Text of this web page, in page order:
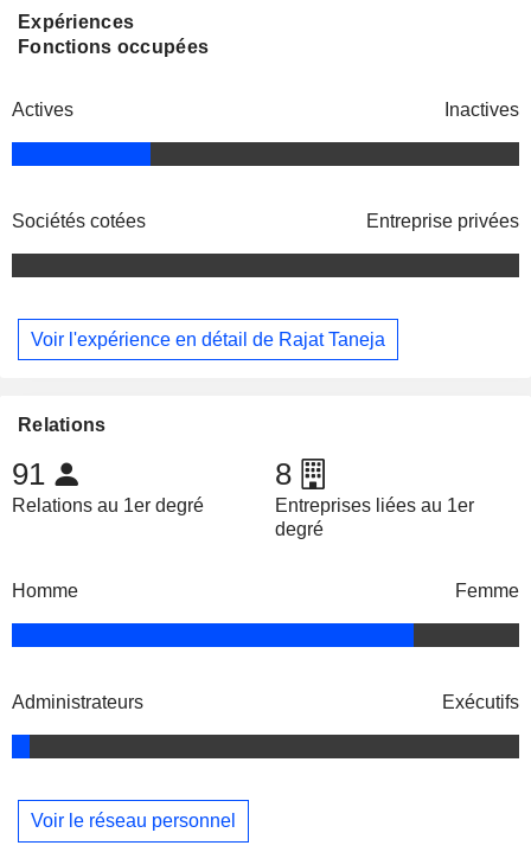
Expériences
Fonctions occupées
Actives Inactives
Sociétés cotées Entreprise privées
Voir l'expérience en détail de Rajat Taneja
Relations
91
Relations au 1er degré
8
Entreprises liées au 1er
degré
Homme Femme
Administrateurs Exécutifs
Voir le réseau personnel